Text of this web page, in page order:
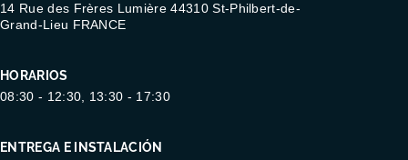
14 Rue des Frères Lumière 44310 St-Philbert-de-
Grand-Lieu FRANCE
HORARIOS
08:30 - 12:30, 13:30 - 17:30
ENTREGA E INSTALACIÓN